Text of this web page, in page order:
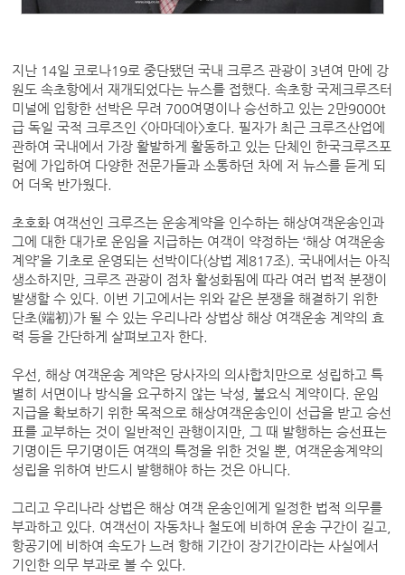
지난 14일 코로나19로 중단됐던 국내 크루즈 관광이 3년여 만에 강
원도 속초항에서 재개되었다는 뉴스를 접했다. 속초항 국제크루즈터
미널에 입항한 선박은 무려 700여명이나 승선하고 있는 2만9000t
급 독일 국적 크루즈인 <아마데아>호다. 필자가 최근 크루즈산업에
관하여 국내에서 가장 활발하게 활동하고 있는 단체인 한국크루즈포
럼에 가입하여 다양한 전문가들과 소통하던 차에 저 뉴스를 듣게 되
어 더욱 반가웠다.
초호화 여객선인 크루즈는 운송계약을 인수하는 해상여객운송인과
그에 대한 대가로 운임을 지급하는 여객이 약정하는 ‘해상 여객운송
계약’을 기초로 운영되는 선박이다(상법 제817조). 국내에서는 아직
생소하지만, 크루즈 관광이 점차 활성화됨에 따라 여러 법적 분쟁이
발생할 수 있다. 이번 기고에서는 위와 같은 분쟁을 해결하기 위한
단초(端初)가 될 수 있는 우리나라 상법상 해상 여객운송 계약의 효
력 등을 간단하게 살펴보고자 한다.
우선, 해상 여객운송 계약은 당사자의 의사합치만으로 성립하고 특
별히 서면이나 방식을 요구하지 않는 낙성, 불요식 계약이다. 운임
지급을 확보하기 위한 목적으로 해상여객운송인이 선급을 받고 승선
표를 교부하는 것이 일반적인 관행이지만, 그 때 발행하는 승선표는
기명이든 무기명이든 여객의 특정을 위한 것일 뿐, 여객운송계약의
성립을 위하여 반드시 발행해야 하는 것은 아니다.
그리고 우리나라 상법은 해상 여객 운송인에게 일정한 법적 의무를
부과하고 있다. 여객선이 자동차나 철도에 비하여 운송 구간이 길고,
항공기에 비하여 속도가 느려 항해 기간이 장기간이라는 사실에서
기인한 의무 부과로 볼 수 있다.